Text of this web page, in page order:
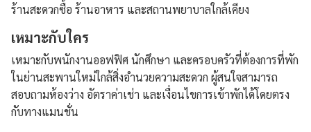
ร้านสะดวกซื้อ ร้านอาหาร และสถานพยาบาลใกล้เคียง
เหมาะกับใคร
เหมาะกับพนักงานออฟฟิศ นักศึกษา และครอบครัวที่ต้องการที่พัก
ในย่านสะพานใหม่ใกล้สิ่งอำนวยความสะดวก ผู้สนใจสามารถ
สอบถามห้องว่าง อัตราค่าเช่า และเงื่อนไขการเข้าพักได้โดยตรง
กับทางแมนชั่น